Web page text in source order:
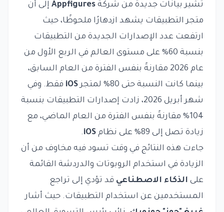
تشير بيانات جديدة من شركة Appfigures إلى أن
متجر التطبيقات يشهد ازدهارًا ملحوظًا، حيث
ارتفعت عدد الإصدارات الجديدة من التطبيقات
بنسبة 60% على مستوى العالم في الربع الأول من
عام 2026 مقارنةً بنفس الفترة من العام السابق،
بينما كانت النسبة حتى 80% لمتجر
iOS فقط. وفي
شهر أبريل 2026، زادت إصدارات التطبيقات بنسبة
104% مقارنةً بنفس الفترة من العام الماضي، مع
زيادة تصل إلى 89% على نظام
iOS
.
جاءت هذه النتائج في وقت تسود فيه مخاوف من أن
الزيادة في استخدام الروبوتات والدردشة القائمة
على الذكاء الاصطناعي قد تؤدي إلى تراجع
المستخدمين عن استخدام التطبيقات. حيث أشار